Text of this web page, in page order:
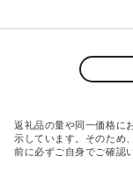
返礼品の量や同一価格に
示しています。そのため
前に必ずご自身でご確認